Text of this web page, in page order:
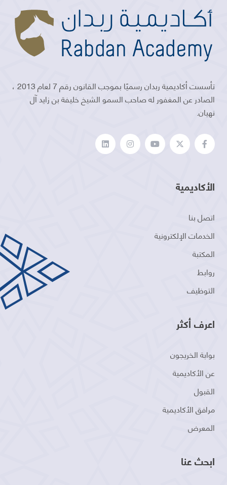
تأسست أكاديمية ربدان رسميًا بموجب القانون رقم 7 لعام 2013 ،
الصادر عن المغفور له صاحب السمو الشيخ خليفة بن زايد آل
نهيان.
الأكاديمية
اتصل بنا
الخدمات الإلكترونية
المكتبة
روابط
التوظيف
اعرف أكثر
بوابة الخريجون
عن الأكاديمية
القبول
مرافق الأكاديمية
المعرض
ابحث عنا